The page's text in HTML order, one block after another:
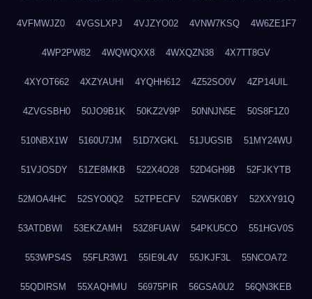
4VFMWJZ0 4VGSLXPJ 4VJZYO02 4VNW7KSQ 4W6ZE1F7
4WP2PW82 4WQWQXX8 4WXQZN38 4X7TT8GV
4XYOT662 4XZYAUHI 4YQHH612 4Z52SO0V 4ZP14UIL
4ZVGSBH0 50JO9B1K 50KZ2V9P 50NNJN5E 50S8F1Z0
510NBX1W 5160U7JM 51D7XGKL 51JUGSIB 51MY24WU
51VJOSDY 51ZE8MKB 522X4O28 52D4GH9B 52FJKYTB
52MOA4HC 52SYO0Q2 52TPECFV 52W5K0BY 52XXY91Q
53ATDBWI 53EKZAMH 53Z8FUAW 54PKU5CO 551HGV0S
553WPS4S 55FLR3W1 55IE9L4V 55JKJF3L 55NCOA72
55QDIRSM 55XAQHMU 56975PIR 56GSA0U2 56QN3KEB